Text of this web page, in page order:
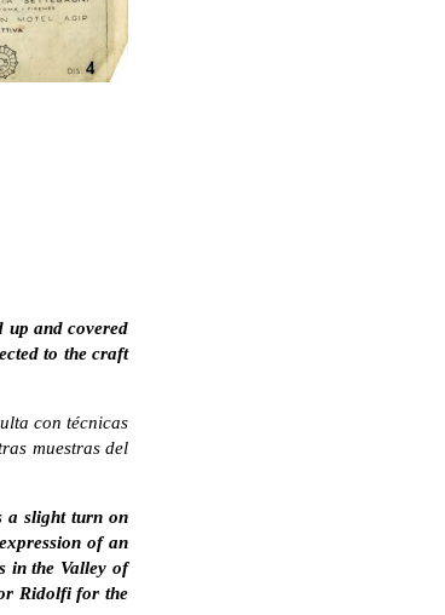
up and covered
to the craft
con técnicas
muestras del
a slight turn on
of an
in the Valley of
Ridolfi for the